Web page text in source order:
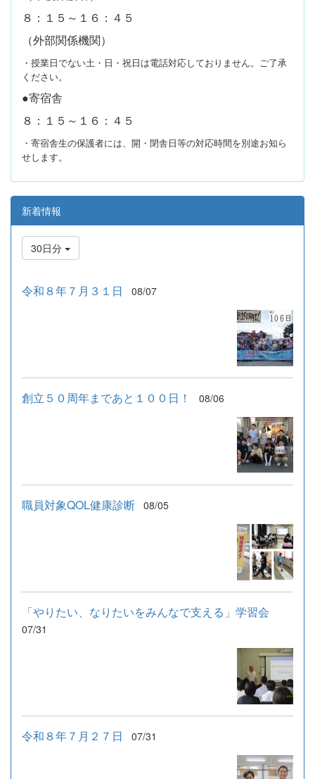
８：１５～１６：４５
（外部関係機関）
・授業日でない土・日・祝日は電話対応しておりません。ご了承
ください。
●寄宿舎
８：１５～１６：４５
・寄宿舎生の保護者には、開・閉舎日等の対応時間を別途お知ら
せします。
新着情報
30日分
令和８年７月３１日 08/07
創立５０周年まであと１００日！ 08/06
職員対象QOL健康診断 08/05
「やりたい、なりたいをみんなで支える」学習会
07/31
令和８年７月２７日 07/31